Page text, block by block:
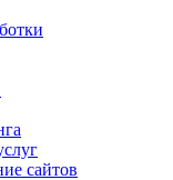
сайтов